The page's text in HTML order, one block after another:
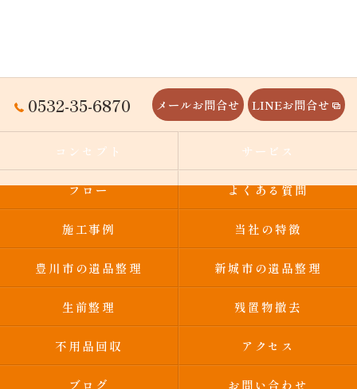
0532-35-6870 メールお問合せ LINEお問合せ
コンセプト サービス
フロー よくある質問
施工事例 当社の特徴
豊川市の遺品整理 新城市の遺品整理
生前整理 残置物撤去
不用品回収 アクセス
ブログ お問い合わせ